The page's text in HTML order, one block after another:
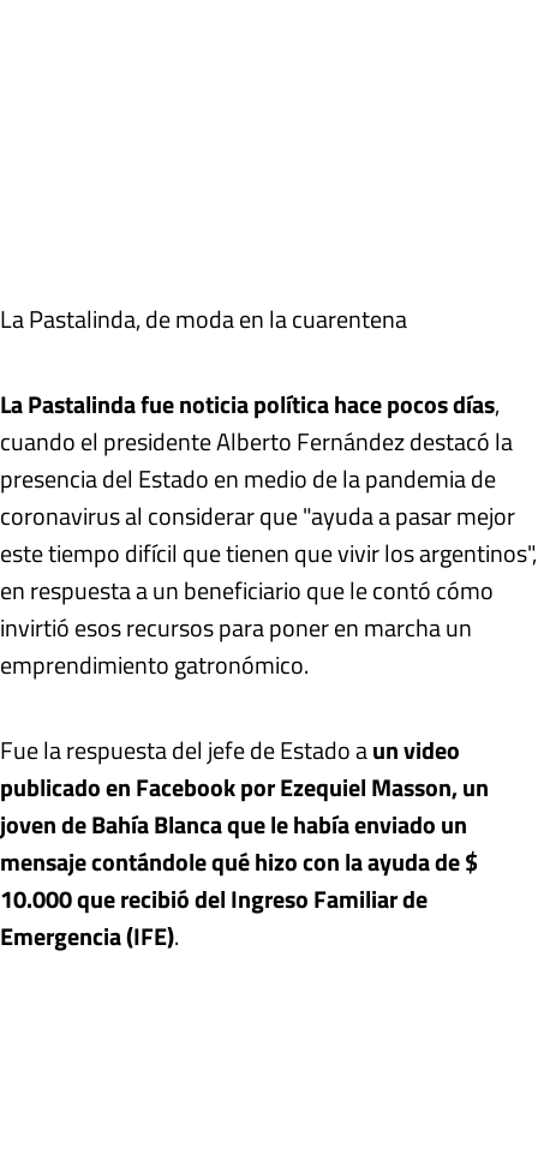
La Pastalinda, de moda en la cuarentena
La Pastalinda fue noticia política hace pocos días,
cuando el presidente Alberto Fernández destacó la
presencia del Estado en medio de la pandemia de
coronavirus al considerar que "ayuda a pasar mejor
este tiempo difícil que tienen que vivir los argentinos",
en respuesta a un beneficiario que le contó cómo
invirtió esos recursos para poner en marcha un
emprendimiento gatronómico.
Fue la respuesta del jefe de Estado aun video
publicado en Facebook por Ezequiel Masson, un
joven de Bahía Blanca que le había enviado un
mensaje contándole qué hizo con la ayuda de $
10.000 que recibió del Ingreso Familiar de
Emergencia (IFE).